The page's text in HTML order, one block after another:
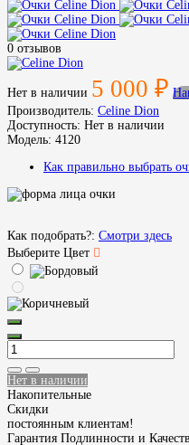
0 отзывов
Нет в наличии 5 000 ₽
Производитель: Celine Dion
Доступность: Нет в наличии
Модель: 4120
Как правильно выбрать
Как подобрать?: Смотри здесь
Выберите Цвет
Нет в наличии
Накопительные
Скидки
постоянным клиентам!
Гарантия Подлинности и